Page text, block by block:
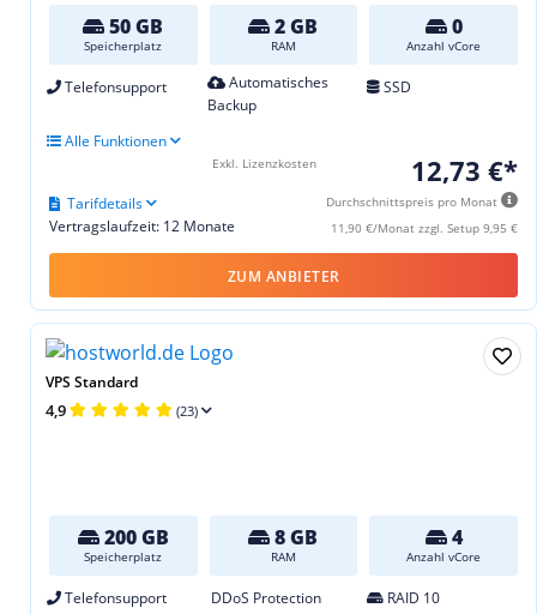
50 GB
Speicherplatz
2 GB
RAM
0
Anzahl vCore
Telefonsupport
Automatisches
Backup
SSD
Alle Funktionen
12,73 €*
Durchschnittspreis pro Monat
11,90 €/Monat zzgl. Setup 9,95 €
Vertragslaufzeit: 12 Monate
Tarifdetails
Exkl. Lizenzkosten
ZUM ANBIETER
VPS Standard
4,9 (23)
200 GB
Speicherplatz
8 GB
RAM
4
Anzahl vCore
Telefonsupport DDoS Protection
RAID 10